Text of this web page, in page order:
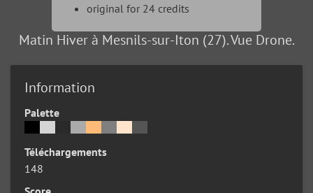
original for 24 credits
Matin Hiver à Mesnils-sur-Iton (27). Vue Drone.
Information
Palette
Téléchargements
148